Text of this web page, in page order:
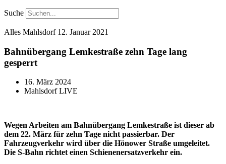
Suche
Alles Mahlsdorf 12. Januar 2021
Bahnübergang Lemkestraße zehn Tage lang
gesperrt
16. März 2024
Mahlsdorf LIVE
Wegen Arbeiten am Bahnübergang Lemkestraße ist dieser ab
dem 22. März für zehn Tage nicht passierbar. Der
Fahrzeugverkehr wird über die Hönower Straße umgeleitet.
Die S-Bahn richtet einen Schienenersatzverkehr ein.